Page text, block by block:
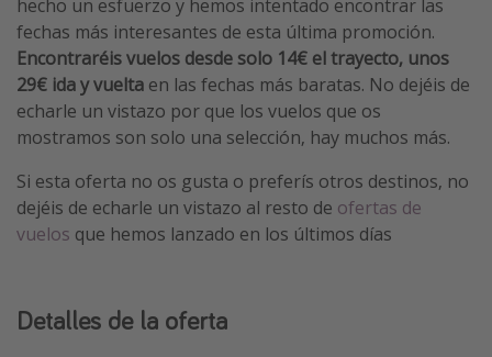
Parques de atracciones
Viaja con musicales
El Rey León el musical
Harry Potter en Londres y otros destinos
Eventos deportivos
hecho un esfuerzo y hemos intentado encontrar las
fechas más interesantes de esta última promoción.
Encontraréis vuelos desde solo 14€ el trayecto, unos
29€ ida y vuelta en las fechas más baratas. No dejéis de
echarle un vistazo por que los vuelos que os
mostramos son solo una selección, hay muchos más.
Si esta oferta no os gusta o preferís otros destinos, no
dejéis de echarle un vistazo al resto de ofertas de
vuelos que hemos lanzado en los últimos días
Detalles de la oferta